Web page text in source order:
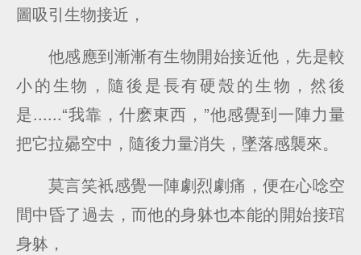
圖吸引生物接近，
他感應到漸漸有生物開始接近他，先是較
小的生物，隨後是長有硬殼的生物，然後
是......“我靠，什麽東西，”他感覺到一陣力量
把它拉曏空中，隨後力量消失，墜落感襲來。
莫言笑衹感覺一陣劇烈劇痛，便在心唸空
間中昏了過去，而他的身躰也本能的開始接琯
身躰，